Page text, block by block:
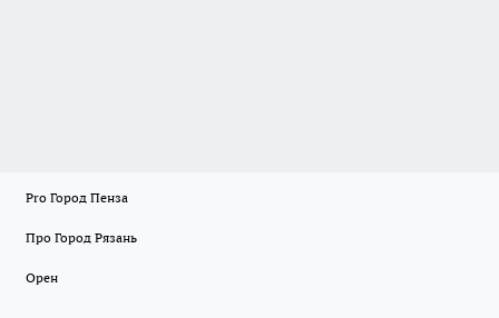
Pro Город Пенза
Про Город Рязань
Орен